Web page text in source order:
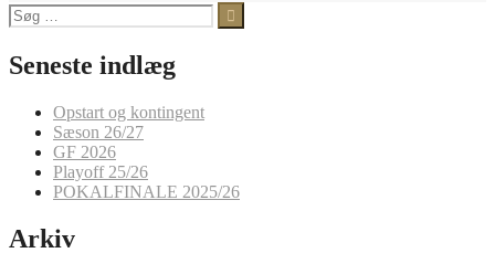
Søg
efter:
Seneste indlæg
Opstart og kontingent
Sæson 26/27
GF 2026
Playoff 25/26
POKALFINALE 2025/26
Arkiv